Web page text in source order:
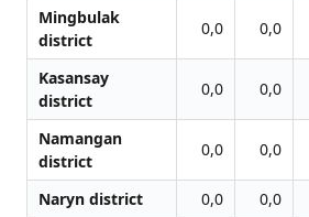
Mingbulak
district
0,0 0,0
Kasansay
district
0,0 0,0
Namangan
district
0,0 0,0
Naryn district 0,0 0,0